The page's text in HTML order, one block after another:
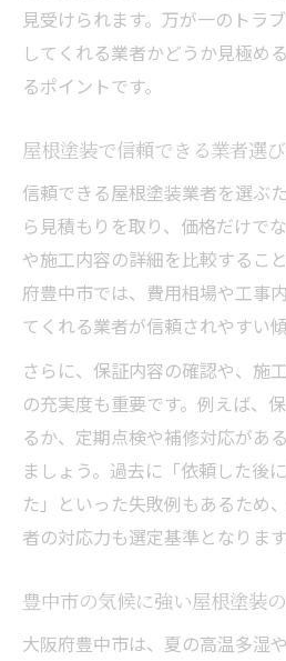
見受けられます。万が一のトラ
してくれる業者かどうか見極め
るポイントです。
屋根塗装で信頼できる業者選
信頼できる屋根塗装業者を選ぶ
ら見積もりを取り、価格だけで
や施工内容の詳細を比較するこ
府豊中市では、費用相場や工事
てくれる業者が信頼されやすい
さらに、保証内容の確認や、施
の充実度も重要です。例えば、
るか、定期点検や補修対応があ
ましょう。過去に「依頼した後
た」といった失敗例もあるため
者の対応力も選定基準となります
豊中市の気候に強い屋根塗装
大阪府豊中市は、夏の高温多湿